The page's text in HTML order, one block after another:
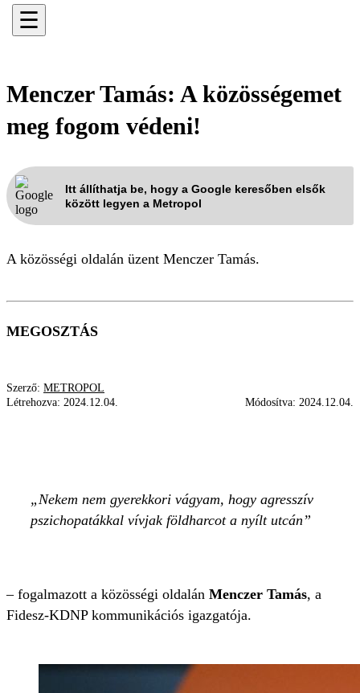
☰
Menczer Tamás: A közösségemet
meg fogom védeni!
Itt állíthatja be, hogy a Google keresőben elsők
között legyen a Metropol
A közösségi oldalán üzent Menczer Tamás.
MEGOSZTÁS
Szerző: METROPOL
Létrehozva: 2024.12.04. Módosítva: 2024.12.04.
Nekem nem gyerekkori vágyam, hogy agresszív
pszichopatákkal vívjak földharcot a nyílt utcán
– fogalmazott a közösségi oldalán Menczer Tamás, a
Fidesz-KDNP kommunikációs igazgatója.